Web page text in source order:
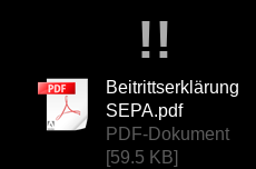
!!
Beitrittserklärung
SEPA.pdf
PDF-Dokument
[59.5 KB]